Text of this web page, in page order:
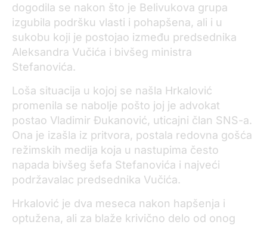
dogodila se nakon što je Belivukova grupa
izgubila podršku vlasti i pohapšena, ali i u
sukobu koji je postojao između predsednika
Aleksandra Vučića i bivšeg ministra
Stefanovića.
Loša situacija u kojoj se našla Hrkalović
promenila se nabolje pošto joj je advokat
postao Vladimir Đukanović, uticajni član SNS-a.
Ona je izašla iz pritvora, postala redovna gošća
režimskih medija koja u nastupima često
napada bivšeg šefa Stefanovića i najveći
podržavalac predsednika Vučića.
Hrkalović je dva meseca nakon hapšenja i
optužena, ali za blaže krivično delo od onog